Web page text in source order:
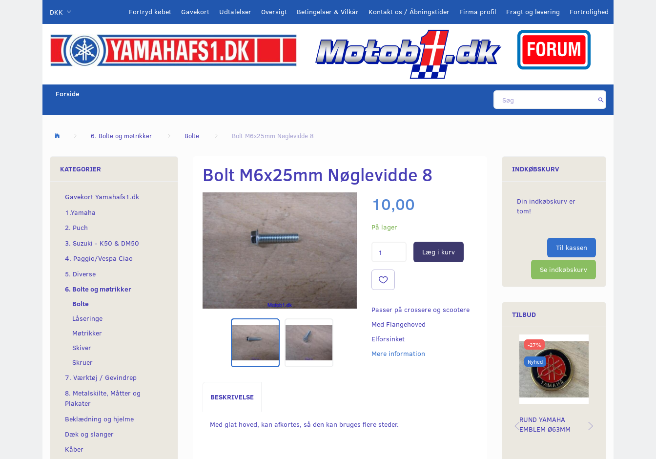
DKK Fortrolighed
Fragt og levering
Firma profil
Kontakt os / Åbningstider
Betingelser & Vilkår
Oversigt
Udtalelser
Gavekort
Fortryd købet
Forside
6. Bolte og møtrikker Bolte Bolt M6x25mm Nøglevidde 8
KATEGORIER
Gavekort Yamahafs1.dk
1.Yamaha
2. Puch
3. Suzuki - K50 & DM50
4. Paggio/Vespa Ciao
5. Diverse
6. Bolte og møtrikker
Bolte
Låseringe
Møtrikker
Skiver
Skruer
7. Værktøj / Gevindrep
8. Metalskilte, Måtter og
Plakater
Beklædning og hjelme
Dæk og slanger
Kåber
Bolt M6x25mm Nøglevidde 8
10,00
På lager
Læg i kurv
Passer på crossere og scootere
Med Flangehoved
Elforsinket
Mere information
BESKRIVELSE
Med glat hoved, kan afkortes, så den kan bruges flere steder.
INDKØBSKURV
Din indkøbskurv er
tom!
Til kassen
Se indkøbskurv
TILBUD
-27%
Nyhed
RUND YAMAHA
EMBLEM Ø63MM